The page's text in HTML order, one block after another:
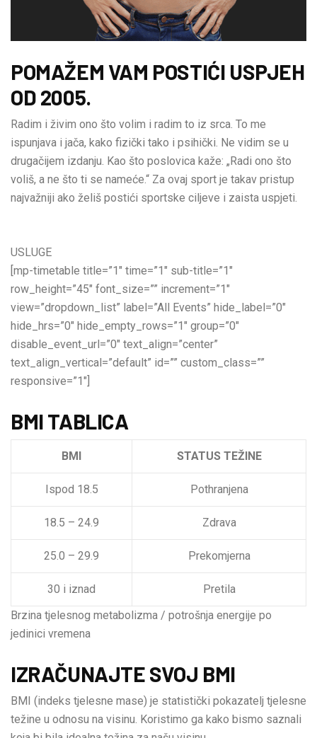
POMAŽEM VAM POSTIĆI USPJEH
OD 2005.
Radim i živim ono što volim i radim to iz srca. To me
ispunjava i jača, kako fizički tako i psihički. Ne vidim se u
drugačijem izdanju. Kao što poslovica kaže: „Radi ono što
voliš, a ne što ti se nameće.“ Za ovaj sport je takav pristup
najvažniji ako želiš postići sportske ciljeve i zaista uspjeti.
USLUGE
[mp-timetable title=”1″ time=”1″ sub-title=”1″
row_height=”45″ font_size=”” increment=”1″
view=”dropdown_list” label=”All Events” hide_label=”0″
hide_hrs=”0″ hide_empty_rows=”1″ group=”0″
disable_event_url=”0″ text_align=”center”
text_align_vertical=”default” id=”” custom_class=””
responsive=”1″]
BMI TABLICA
BMI STATUS TEŽINE
Ispod 18.5 Pothranjena
18.5 – 24.9 Zdrava
25.0 – 29.9 Prekomjerna
30 i iznad
Pretila
Brzina tjelesnog metabolizma / potrošnja energije po
jedinici vremena
IZRAČUNAJTE SVOJ BMI
BMI (indeks tjelesne mase) je statistički pokazatelj tjelesne
težine u odnosu na visinu. Koristimo ga kako bismo saznali